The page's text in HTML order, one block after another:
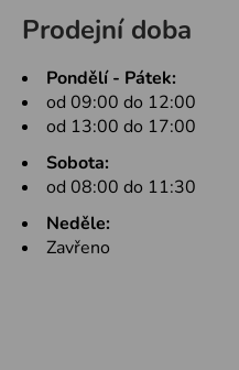
Prodejní doba
Pondělí - Pátek:
od 09:00 do 12:00
od 13:00 do 17:00
Sobota:
od 08:00 do 11:30
Neděle:
Zavřeno